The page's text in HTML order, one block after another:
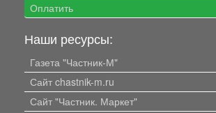
Оплатить
Наши ресурсы:
Газета "Частник-М"
Сайт chastnik-m.ru
Сайт "Частник. Маркет"